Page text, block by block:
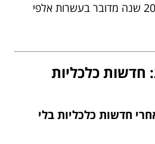
קטנים, אך לאורך 20 שנה מדובר בעשרות אלפי
חדשות כלכליות
חדשות כלכליות בלי